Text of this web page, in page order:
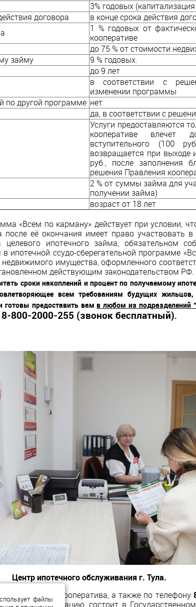
3% годовых
договора
в конце срока действия
1 % годовых от
кооперативе
до 75 % от стоимости
займу
9 % годовых.
до 9 лет
в соответствии с
изменении программы
по другой программе нет
да, в соответствии с
Услуги предоставляются
кооперативе влечет
вступительного (100
возвращается при выходе
руб., после заполнения
решения Правления
2 % от суммы займа для
получении займа)
возраст от 18 лет
«Всем по карману» действует при условии,
после её окончания имеет право участвовать
целевого ипотечного займа, обязательном
ипотечной ссудо-сберегательной программе
имущества, оформленного
действующим законодательством РФ.
сроки накоплений и процент по получаемому
всем требованиям будущих жильцов,
готовы предоставить вамв любом из подразделений
8-800-2000-255 (звонок бесплатный).
Центр ипотечного обслуживания г. Тула.
кооператива, а также по телефону
регистрацию, состоит в
файлы